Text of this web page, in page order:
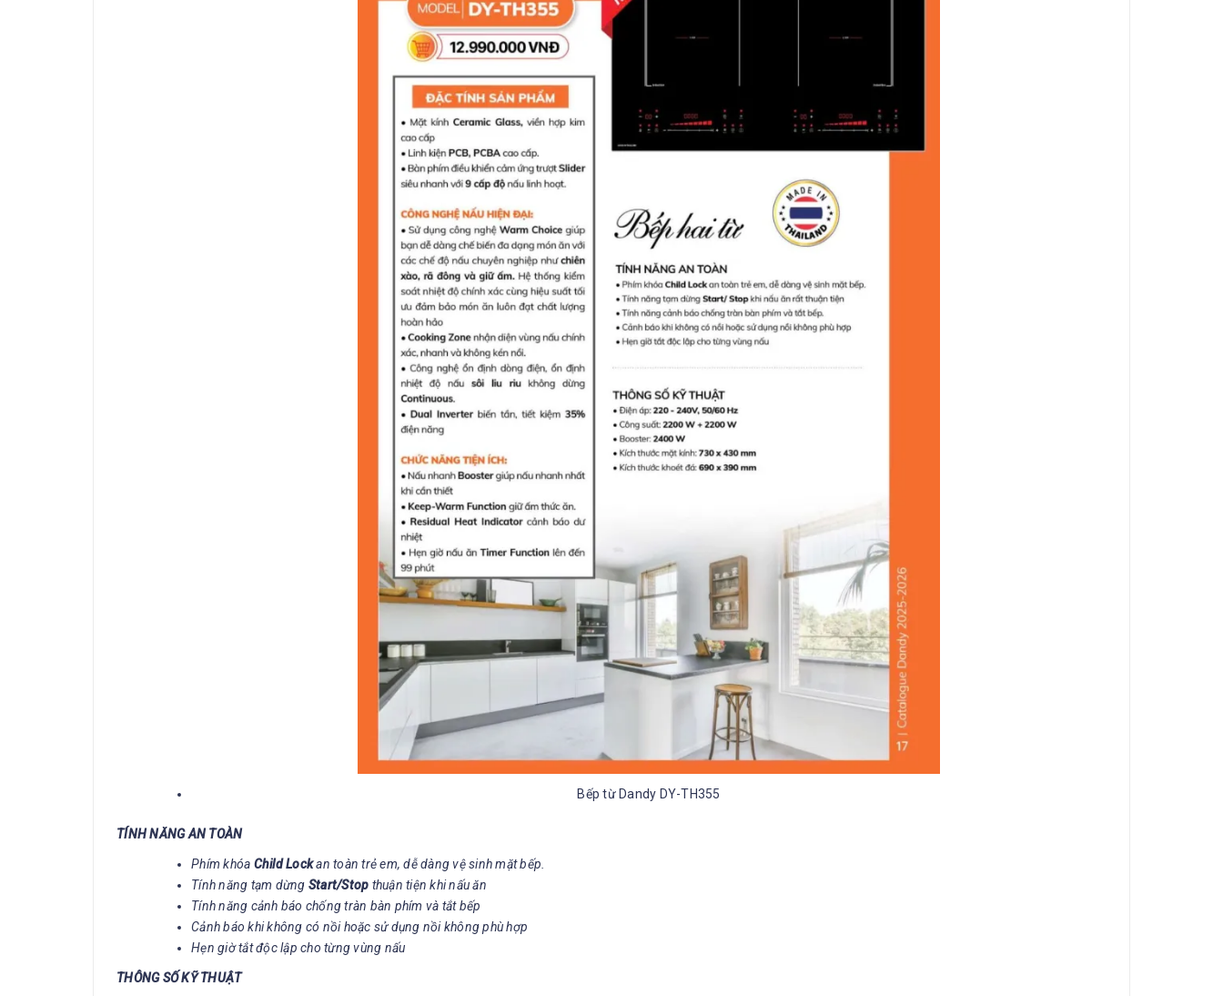
Bếp từ Dandy DY-TH355
TÍNH NĂNG AN TOÀN
Phím khóa Child Lockan toàn trẻ em, dễ dàng vệ sinh mặt bếp.
Tính năng tạm dừng Start/Stop thuận tiện khi nấu ăn
Tính năng cảnh báo chống tràn bàn phím và tắt bếp
Cảnh báo khi không có nồi hoặc sử dụng nồi không phù hợp
Hẹn giờ tắt độc lập cho từng vùng nấu
THÔNG SỐ KỸ THUẬT